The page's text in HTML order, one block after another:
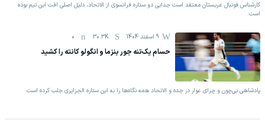
کارشناس فوتبال عربستان معتقد است جدایی دو ستاره فرانسوی از الاتحاد، دلیل اصلی افت این تیم بوده‌
است.
9 اسفند 1404 30.3K
0
حسام یک‌‌تنه جور بنزما و انگولو کانته را کشید
پادشاهی بی‌چون و چرای عوار در جده و الاتحاد همه نگاه‌ها را به این ستاره الجزایری جلب کرده است.